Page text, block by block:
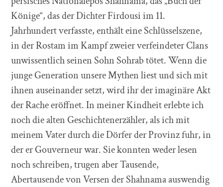
Könige“, das der Dichter Firdousi im 11.
Jahrhundert verfasste, enthält eine Schlüsselszene,
in der Rostam im Kampf zweier verfeindeter Clans
unwissentlich seinen Sohn Sohrab tötet. Wenn die
junge Generation unsere Mythen liest und sich mit
ihnen auseinander setzt, wird ihr der imaginäre Akt
der Rache eröffnet. In meiner Kindheit erlebte ich
noch die alten Geschichtenerzähler, als ich mit
meinem Vater durch die Dörfer der Provinz fuhr, in
der er Gouverneur war. Sie konnten weder lesen
noch schreiben, trugen aber Tausende,
Abertausende von Versen der Shahnama auswendig